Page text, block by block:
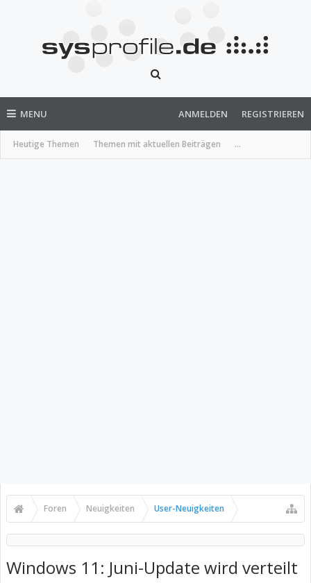
MENU
Heutige Themen Themen mit aktuellen Beiträgen ...
ANMELDEN REGISTRIEREN
Foren Neuigkeiten User-Neuigkeiten
Windows 11: Juni-Update wird verteilt